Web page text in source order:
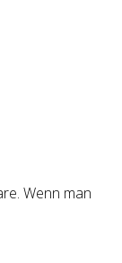
Wenn man